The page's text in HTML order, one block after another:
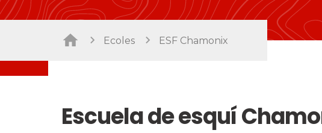
Freestyle / Freeride
Handiski
Pruebas de
Suivez les coureurs en direct
Ecoles ESF Chamonix
Escuela de esquí